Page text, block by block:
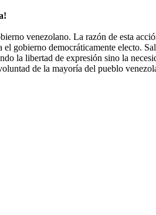
venezolano. La razón de esta
gobierno democráticamente electo.
la libertad de expresión sino la
de la mayoría del pueblo